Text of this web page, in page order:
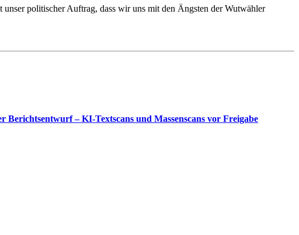
politischer Auftrag, dass wir uns mit den Ängsten der Wutwähler
– KI-Textscans und Massenscans vor Freigabe